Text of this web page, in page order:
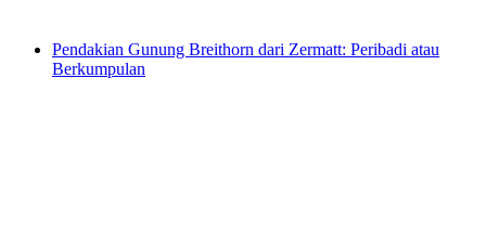
Pendakian Gunung Breithorn dari Zermatt: Peribadi atau
Berkumpulan